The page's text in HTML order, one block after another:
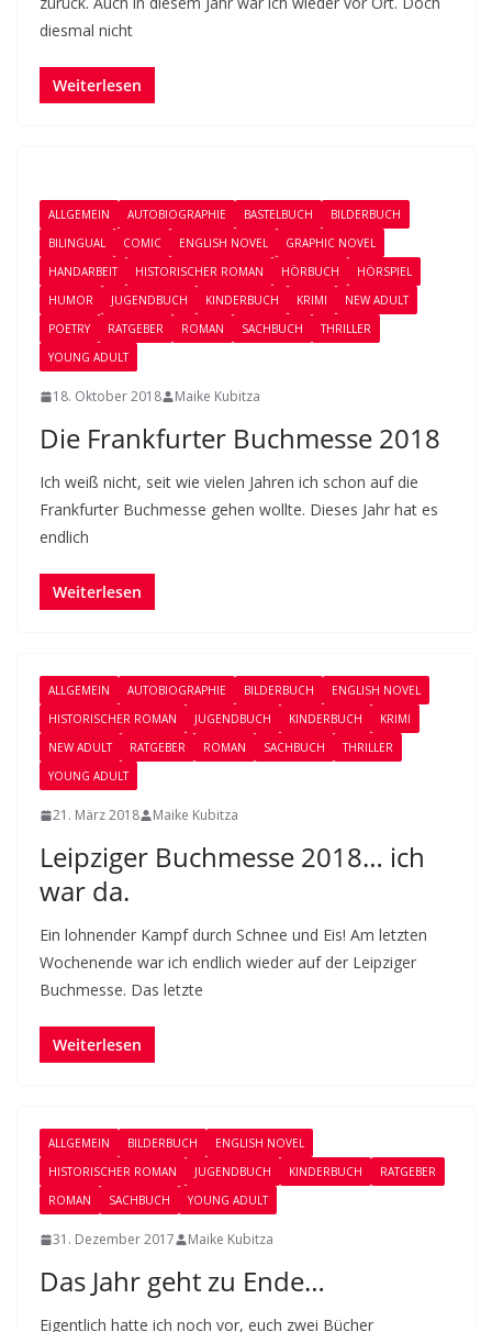
diesmal nicht
Weiterlesen
ALLGEMEIN AUTOBIOGRAPHIE BASTELBUCH
BILDERBUCH
BILINGUAL
COMIC ENGLISH NOVEL
GRAPHIC NOVEL
HANDARBEIT
HISTORISCHER ROMAN HÖRBUCH
HÖRSPIEL
HUMOR
JUGENDBUCH KINDERBUCH KRIMI
NEW ADULT
POETRY
RATGEBER ROMAN SACHBUCH
THRILLER
YOUNG ADULT
18. Oktober 2018 Maike Kubitza
Die Frankfurter Buchmesse 2018
Ich weiß nicht, seit wie vielen Jahren ich schon auf die
Frankfurter Buchmesse gehen wollte. Dieses Jahr hat es
endlich
Weiterlesen
ALLGEMEIN AUTOBIOGRAPHIE BILDERBUCH
ENGLISH NOVEL
HISTORISCHER ROMAN
JUGENDBUCH KINDERBUCH
KRIMI
NEW ADULT
RATGEBER ROMAN SACHBUCH
THRILLER
YOUNG ADULT
21. März 2018 Maike Kubitza
Leipziger Buchmesse 2018… ich
war da.
Ein lohnender Kampf durch Schnee und Eis! Am letzten
Wochenende war ich endlich wieder auf der Leipziger
Buchmesse. Das letzte
Weiterlesen
ALLGEMEIN BILDERBUCH
ENGLISH NOVEL
HISTORISCHER ROMAN
JUGENDBUCH KINDERBUCH
RATGEBER
ROMAN
SACHBUCH YOUNG ADULT
31. Dezember 2017 Maike Kubitza
Das Jahr geht zu Ende…
Eigentlich hatte ich noch vor, euch zwei Bücher